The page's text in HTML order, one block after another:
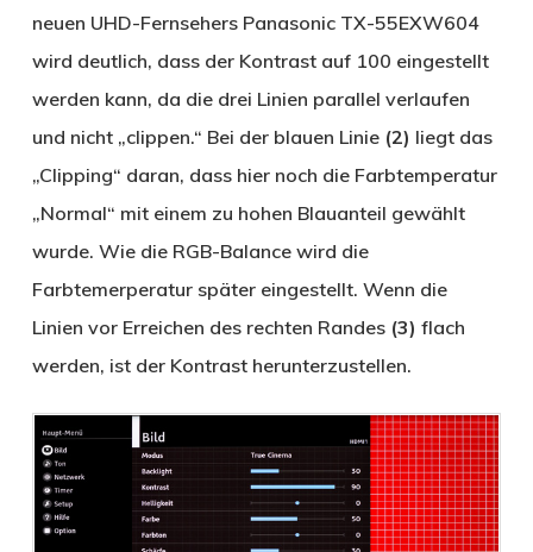
neuen UHD-Fernsehers Panasonic TX-55EXW604
wird deutlich, dass der Kontrast auf 100 eingestellt
werden kann, da die drei Linien parallel verlaufen
und nicht „clippen.“ Bei der blauen Linie (2) liegt das
„Clipping“ daran, dass hier noch die Farbtemperatur
„Normal“ mit einem zu hohen Blauanteil gewählt
wurde. Wie die RGB-Balance wird die
Farbtemerperatur später eingestellt. Wenn die
Linien vor Erreichen des rechten Randes (3) flach
werden, ist der Kontrast herunterzustellen.